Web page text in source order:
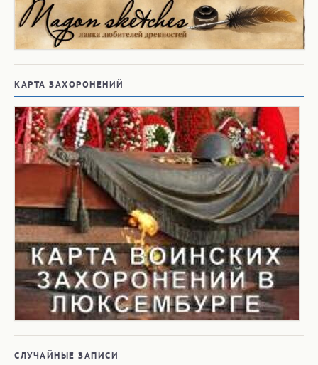
КАРТА ЗАХОРОНЕНИЙ
СЛУЧАЙНЫЕ ЗАПИСИ